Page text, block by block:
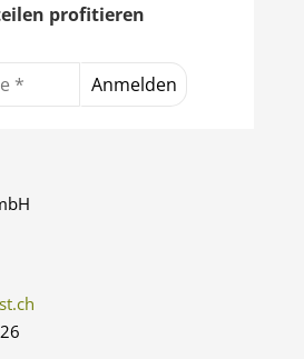
profitieren